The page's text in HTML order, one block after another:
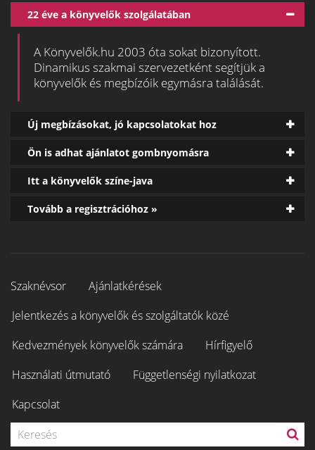
22 éve a könyvelők szolgálatában
A Könyvelők.hu 2003 óta sokat bizonyított.
Dinamikus szakmai szervezetként segítjük a
könyvelők és megbízóik egymásra találását.
Új megbízásokat, jó kapcsolatokat hoz
Ön is adhat ajánlatot gombnyomásra
Itt a könyvelők színe-java
Tovább a regisztrációhoz »
Szaknévsor
Ajánlatkérések
Jelentkezés a könyvelők és szolgáltatók közé
Kedvezmények könyvelők számára
Hírfigyelő
Használati útmutató
Függetlenségi nyilatkozat
Kapcsolat